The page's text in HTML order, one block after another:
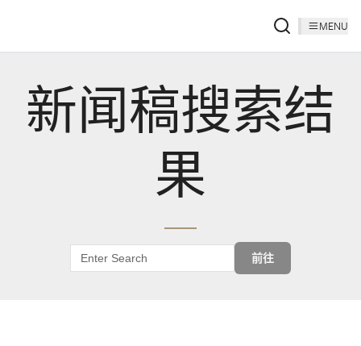
MENU
新闻稿搜索结
果
前往